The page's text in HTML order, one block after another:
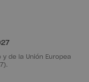
y de la Unión Europea